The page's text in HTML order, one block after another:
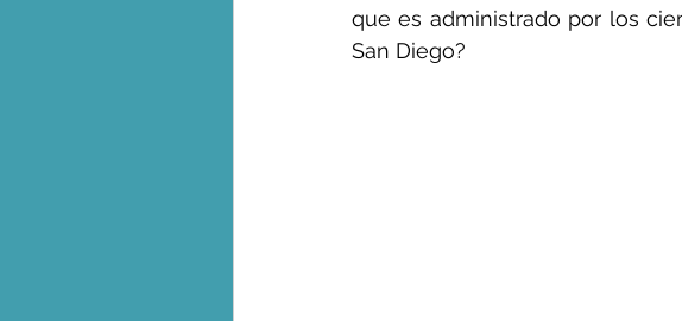
que es administrado por los
San Diego?